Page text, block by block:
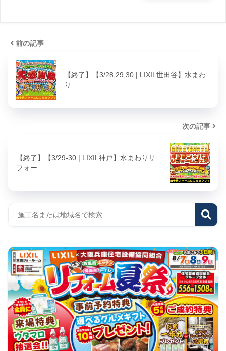
前の記事
【終了】【3/28,29,30 | LIXIL世田谷】水まわ
り…
次の記事
【終了】【3/29-30 | LIXIL神戸】水まわりリ
フォー…